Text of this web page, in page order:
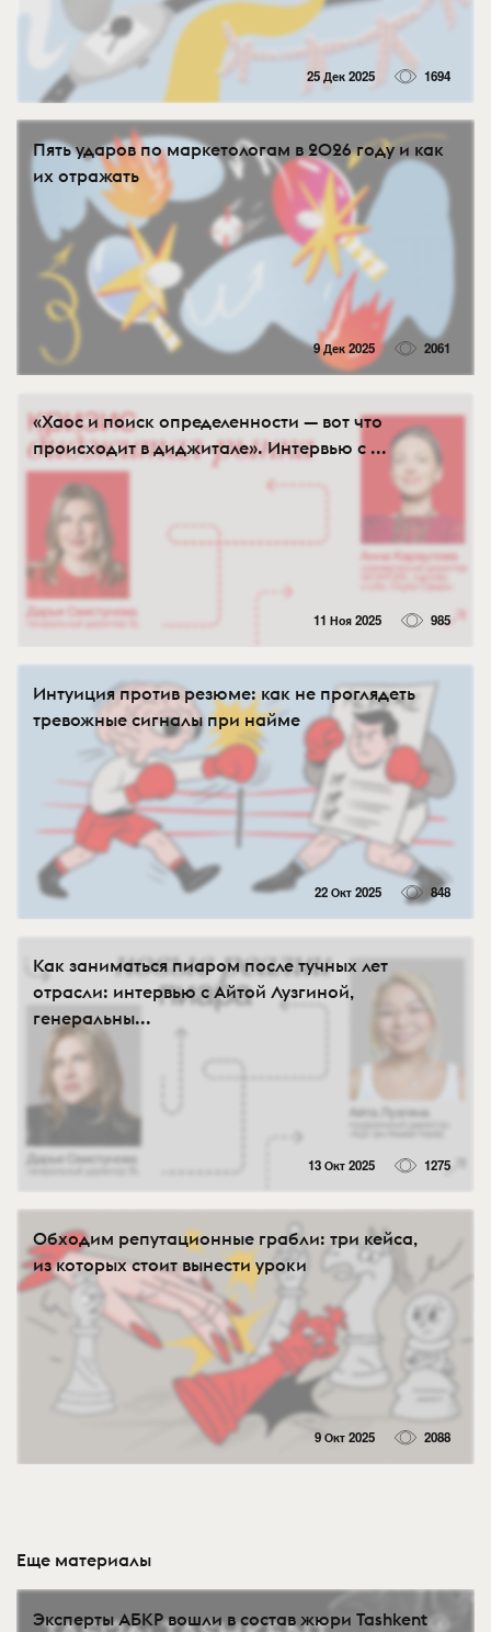
25 Дек 2025 1694
Пять ударов по маркетологам в 2026 году и как
их отражать
9 Дек 2025 2061
«Хаос и поиск определенности — вот что
происходит в диджитале». Интервью с ...
11 Ноя 2025 985
Интуиция против резюме: как не проглядеть
тревожные сигналы при найме
22 Окт 2025 848
Как заниматься пиаром после тучных лет
отрасли: интервью с Айтой Лузгиной,
генеральны...
13 Окт 2025 1275
Обходим репутационные грабли: три кейса,
из которых стоит вынести уроки
9 Окт 2025 2088
Еще материалы
Эксперты АБКР вошли в состав жюри Tashkent